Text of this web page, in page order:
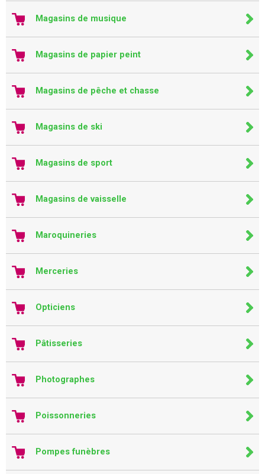
Magasins de musique
Magasins de papier peint
Magasins de pêche et chasse
Magasins de ski
Magasins de sport
Magasins de vaisselle
Maroquineries
Merceries
Opticiens
Pâtisseries
Photographes
Poissonneries
Pompes funèbres